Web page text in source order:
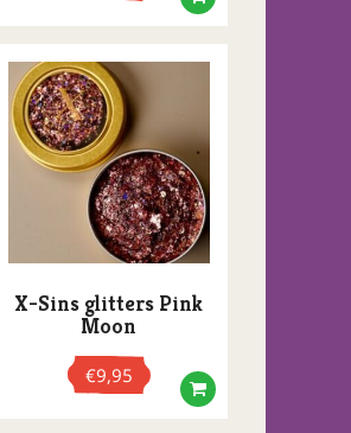
X-Sins glitters Pink
Moon
€9,95